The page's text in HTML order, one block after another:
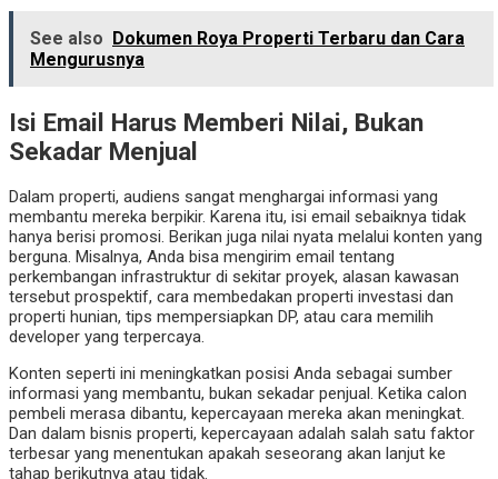
See also
Dokumen Roya Properti Terbaru dan Cara
Mengurusnya
Isi Email Harus Memberi Nilai, Bukan
Sekadar Menjual
Dalam properti, audiens sangat menghargai informasi yang
membantu mereka berpikir. Karena itu, isi email sebaiknya tidak
hanya berisi promosi. Berikan juga nilai nyata melalui konten yang
berguna. Misalnya, Anda bisa mengirim email tentang
perkembangan infrastruktur di sekitar proyek, alasan kawasan
tersebut prospektif, cara membedakan properti investasi dan
properti hunian, tips mempersiapkan DP, atau cara memilih
developer yang terpercaya.
Konten seperti ini meningkatkan posisi Anda sebagai sumber
informasi yang membantu, bukan sekadar penjual. Ketika calon
pembeli merasa dibantu, kepercayaan mereka akan meningkat.
Dan dalam bisnis properti, kepercayaan adalah salah satu faktor
terbesar yang menentukan apakah seseorang akan lanjut ke
tahap berikutnya atau tidak.